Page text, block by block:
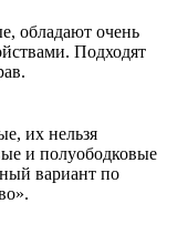
обладают очень
Подходят
их нельзя
и полуободковые
вариант по